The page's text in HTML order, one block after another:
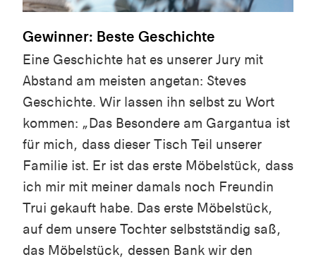
Gewinner: Beste Geschichte
Eine Geschichte hat es unserer Jury mit
Abstand am meisten angetan: Steves
Geschichte. Wir lassen ihn selbst zu Wort
kommen: „Das Besondere am Gargantua ist
für mich, dass dieser Tisch Teil unserer
Familie ist. Er ist das erste Möbelstück, dass
ich mir mit meiner damals noch Freundin
Trui gekauft habe. Das erste Möbelstück,
auf dem unsere Tochter selbstständig saß,
das Möbelstück, dessen Bank wir den